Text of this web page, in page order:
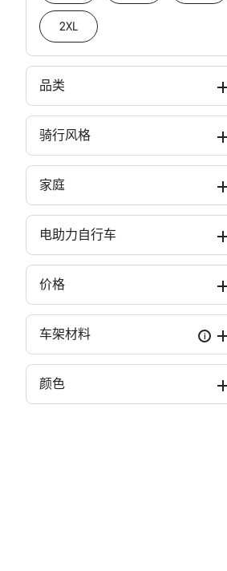
2XL
品类
骑行风格
家庭
电助力自行车
价格
i
车架材料
颜色